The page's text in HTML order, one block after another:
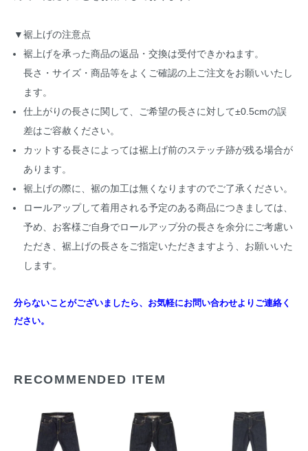
▼裾上げの注意点
裾上げを承った商品の返品・交換は受付できかねます。
長さ・サイズ・商品等をよくご確認の上ご注文をお願いいたし
ます。
仕上がりの長さに関して、ご希望の長さに対して±0.5cmの誤
差はご容赦ください。
カットする長さによっては裾上げ前のステッチ跡が残る場合が
あります。
裾上げの際に、裾の加工は無くなりますのでご了承ください。
ロールアップして着用される予定のある商品につきましては、
予め、お客様ご自身でロールアップ分の長さを余分にご考慮い
ただき、裾上げの長さをご指定いただきますよう、お願いいた
します。
分らないことがございましたら、お気軽にお問い合わせよりご連絡く
ださい。
RECOMMENDED ITEM